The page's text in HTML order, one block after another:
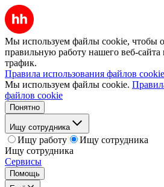
Мы используем файлы cookie, чтобы
правильную работу нашего веб-сайта
трафик.
Правила использования файлов cookie
Мы используем файлы cookie.
файлов cookie
Понятно
Ищу сотрудника
Ищу работу
Ищу сотрудника
Ищу сотрудника
Сервисы
Помощь